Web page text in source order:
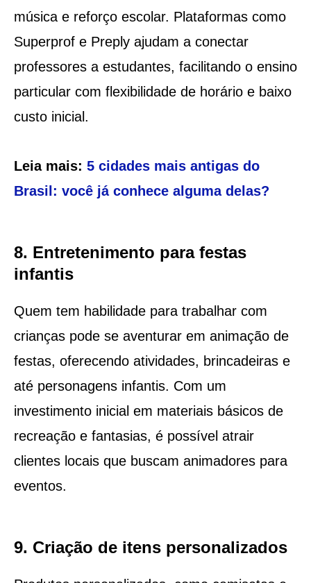
música e reforço escolar. Plataformas como
Superprof e Preply ajudam a conectar
professores a estudantes, facilitando o ensino
particular com flexibilidade de horário e baixo
custo inicial.
Leia mais: 5 cidades mais antigas do
Brasil: você já conhece alguma delas?
8. Entretenimento para festas
infantis
Quem tem habilidade para trabalhar com
crianças pode se aventurar em animação de
festas, oferecendo atividades, brincadeiras e
até personagens infantis. Com um
investimento inicial em materiais básicos de
recreação e fantasias, é possível atrair
clientes locais que buscam animadores para
eventos.
9. Criação de itens personalizados